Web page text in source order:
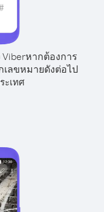
หากต้องการ
เลขหมายดังต่อไป
ะเทศ